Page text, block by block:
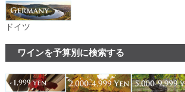
ドイツ
ワインを予算別に検索する